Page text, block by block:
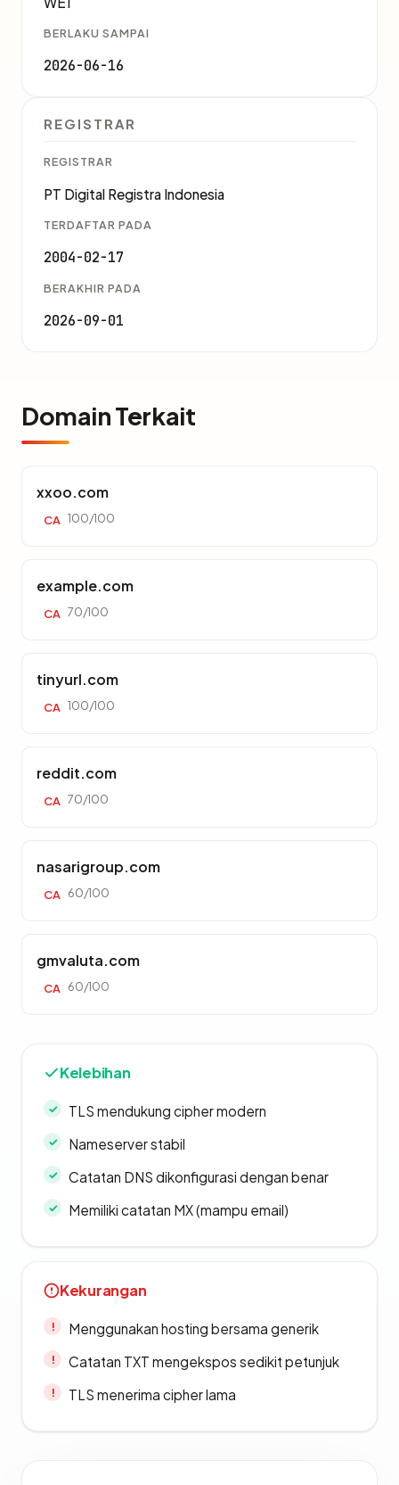
BERLAKU SAMPAI
2026-06-16
REGISTRAR
REGISTRAR
PT Digital Registra Indonesia
TERDAFTAR PADA
2004-02-17
BERAKHIR PADA
2026-09-01
Domain Terkait
xxoo.com
CA 100/100
example.com
CA 70/100
tinyurl.com
CA 100/100
reddit.com
CA 70/100
nasarigroup.com
CA 60/100
gmvaluta.com
CA 60/100
Kelebihan
TLS mendukung cipher modern
Nameserver stabil
Catatan DNS dikonfigurasi dengan benar
Memiliki catatan MX (mampu email)
Kekurangan
Menggunakan hosting bersama generik
Catatan TXT mengekspos sedikit petunjuk
TLS menerima cipher lama